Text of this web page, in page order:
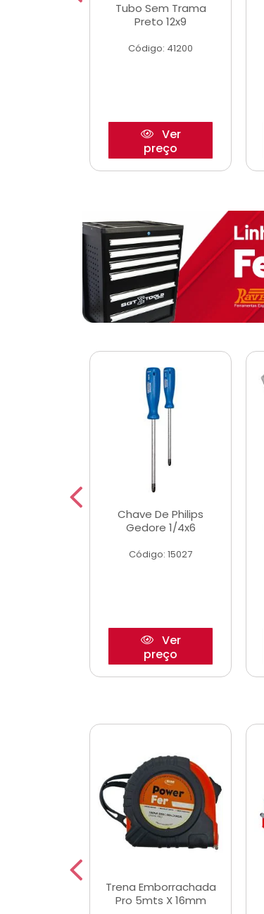
Tubo Sem Trama
Preto 12x9
Código: 41200
Ver
preço
Chave De Philips
Gedore 1/4x6
Código: 15027
Ver
preço
Trena Emborrachada
Pro 5mts X 16mm